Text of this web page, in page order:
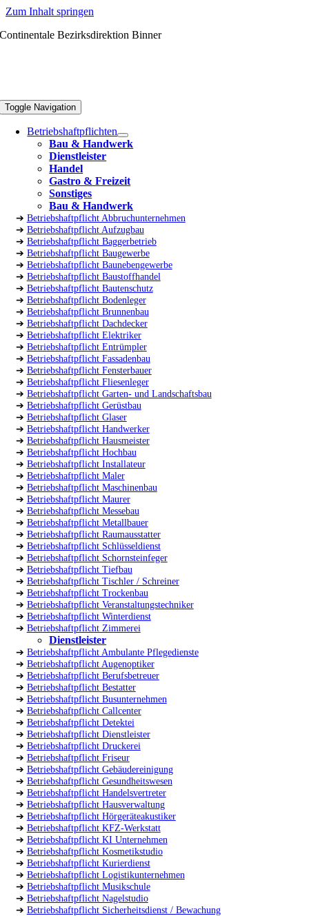
Zum Inhalt springen
Continentale Bezirksdirektion Binner
Toggle Navigation
Betriebshaftpflichten
Bau & Handwerk
Dienstleister
Handel
Gastro & Freizeit
Sonstiges
Bau & Handwerk
➔ Betriebshaftpflicht Abbruchunternehmen
➔ Betriebshaftpflicht Aufzugbau
➔ Betriebshaftpflicht Baggerbetrieb
➔ Betriebshaftpflicht Baugewerbe
➔ Betriebshaftpflicht Baunebengewerbe
➔ Betriebshaftpflicht Baustoffhandel
➔ Betriebshaftpflicht Bautenschutz
➔ Betriebshaftpflicht Bodenleger
➔ Betriebshaftpflicht Brunnenbau
➔ Betriebshaftpflicht Dachdecker
➔ Betriebshaftpflicht Elektriker
➔ Betriebshaftpflicht Entrümpler
➔ Betriebshaftpflicht Fassadenbau
➔ Betriebshaftpflicht Fensterbauer
➔ Betriebshaftpflicht Fliesenleger
➔ Betriebshaftpflicht Garten- und Landschaftsbau
➔ Betriebshaftpflicht Gerüstbau
➔ Betriebshaftpflicht Glaser
➔ Betriebshaftpflicht Handwerker
➔ Betriebshaftpflicht Hausmeister
➔ Betriebshaftpflicht Hochbau
➔ Betriebshaftpflicht Installateur
➔ Betriebshaftpflicht Maler
➔ Betriebshaftpflicht Maschinenbau
➔ Betriebshaftpflicht Maurer
➔ Betriebshaftpflicht Messebau
➔ Betriebshaftpflicht Metallbauer
➔ Betriebshaftpflicht Raumausstatter
➔ Betriebshaftpflicht Schlüsseldienst
➔ Betriebshaftpflicht Schornsteinfeger
➔ Betriebshaftpflicht Tiefbau
➔ Betriebshaftpflicht Tischler / Schreiner
➔ Betriebshaftpflicht Trockenbau
➔ Betriebshaftpflicht Veranstaltungstechniker
➔ Betriebshaftpflicht Winterdienst
➔ Betriebshaftpflicht Zimmerei
Dienstleister
➔ Betriebshaftpflicht Ambulante Pflegedienste
➔ Betriebshaftpflicht Augenoptiker
➔ Betriebshaftpflicht Berufsbetreuer
➔ Betriebshaftpflicht Bestatter
➔ Betriebshaftpflicht Busunternehmen
➔ Betriebshaftpflicht Callcenter
➔ Betriebshaftpflicht Detektei
➔ Betriebshaftpflicht Dienstleister
➔ Betriebshaftpflicht Druckerei
➔ Betriebshaftpflicht Friseur
➔ Betriebshaftpflicht Gebäudereinigung
➔ Betriebshaftpflicht Gesundheitswesen
➔ Betriebshaftpflicht Handelsvertreter
➔ Betriebshaftpflicht Hausverwaltung
➔ Betriebshaftpflicht Hörgeräteakustiker
➔ Betriebshaftpflicht KFZ-Werkstatt
➔ Betriebshaftpflicht KI Unternehmen
➔ Betriebshaftpflicht Kosmetikstudio
➔ Betriebshaftpflicht Kurierdienst
➔ Betriebshaftpflicht Logistikunternehmen
➔ Betriebshaftpflicht Musikschule
➔ Betriebshaftpflicht Nagelstudio
➔ Betriebshaftpflicht Sicherheitsdienst / Bewachung